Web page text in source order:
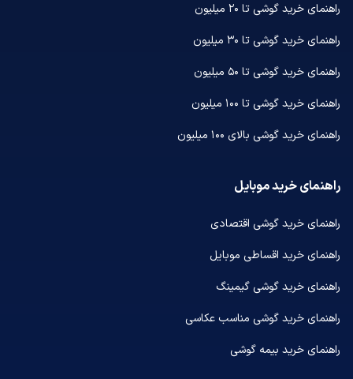
راهنمای خرید گوشی تا ۲۰ میلیون
راهنمای خرید گوشی تا ۳۰ میلیون
راهنمای خرید گوشی تا ۵۰ میلیون
راهنمای خرید گوشی تا ۱۰۰ میلیون
راهنمای خرید گوشی بالای ۱۰۰ میلیون
راهنمای خرید موبایل
راهنمای خرید گوشی اقتصادی
راهنمای خرید اقساطی موبایل
راهنمای خرید گوشی گیمینگ
راهنمای خرید گوشی مناسب عکاسی
راهنمای خرید بیمه گوشی